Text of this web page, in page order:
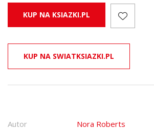
KUP NA KSIAZKI.PL
KUP NA SWIATKSIAZKI.PL
Autor Nora Roberts